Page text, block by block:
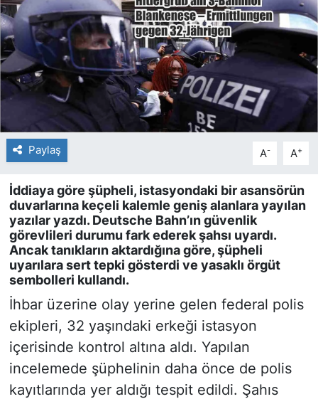
Paylaş A- A+
İddiaya göre şüpheli, istasyondaki bir asansörün
duvarlarına keçeli kalemle geniş alanlara yayılan
yazılar yazdı. Deutsche Bahn’ın güvenlik
görevlileri durumu fark ederek şahsı uyardı.
Ancak tanıkların aktardığına göre, şüpheli
uyarılara sert tepki gösterdi ve yasaklı örgüt
sembolleri kullandı.
İhbar üzerine olay yerine gelen federal polis
ekipleri, 32 yaşındaki erkeği istasyon
içerisinde kontrol altına aldı. Yapılan
incelemede şüphelinin daha önce de polis
kayıtlarında yer aldığı tespit edildi. Şahıs